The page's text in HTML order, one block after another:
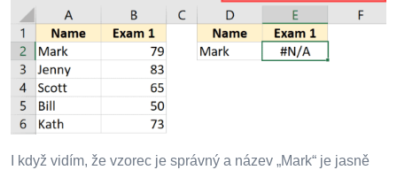
I když vidím, že vzorec je správný a název „Mark“ je jasně